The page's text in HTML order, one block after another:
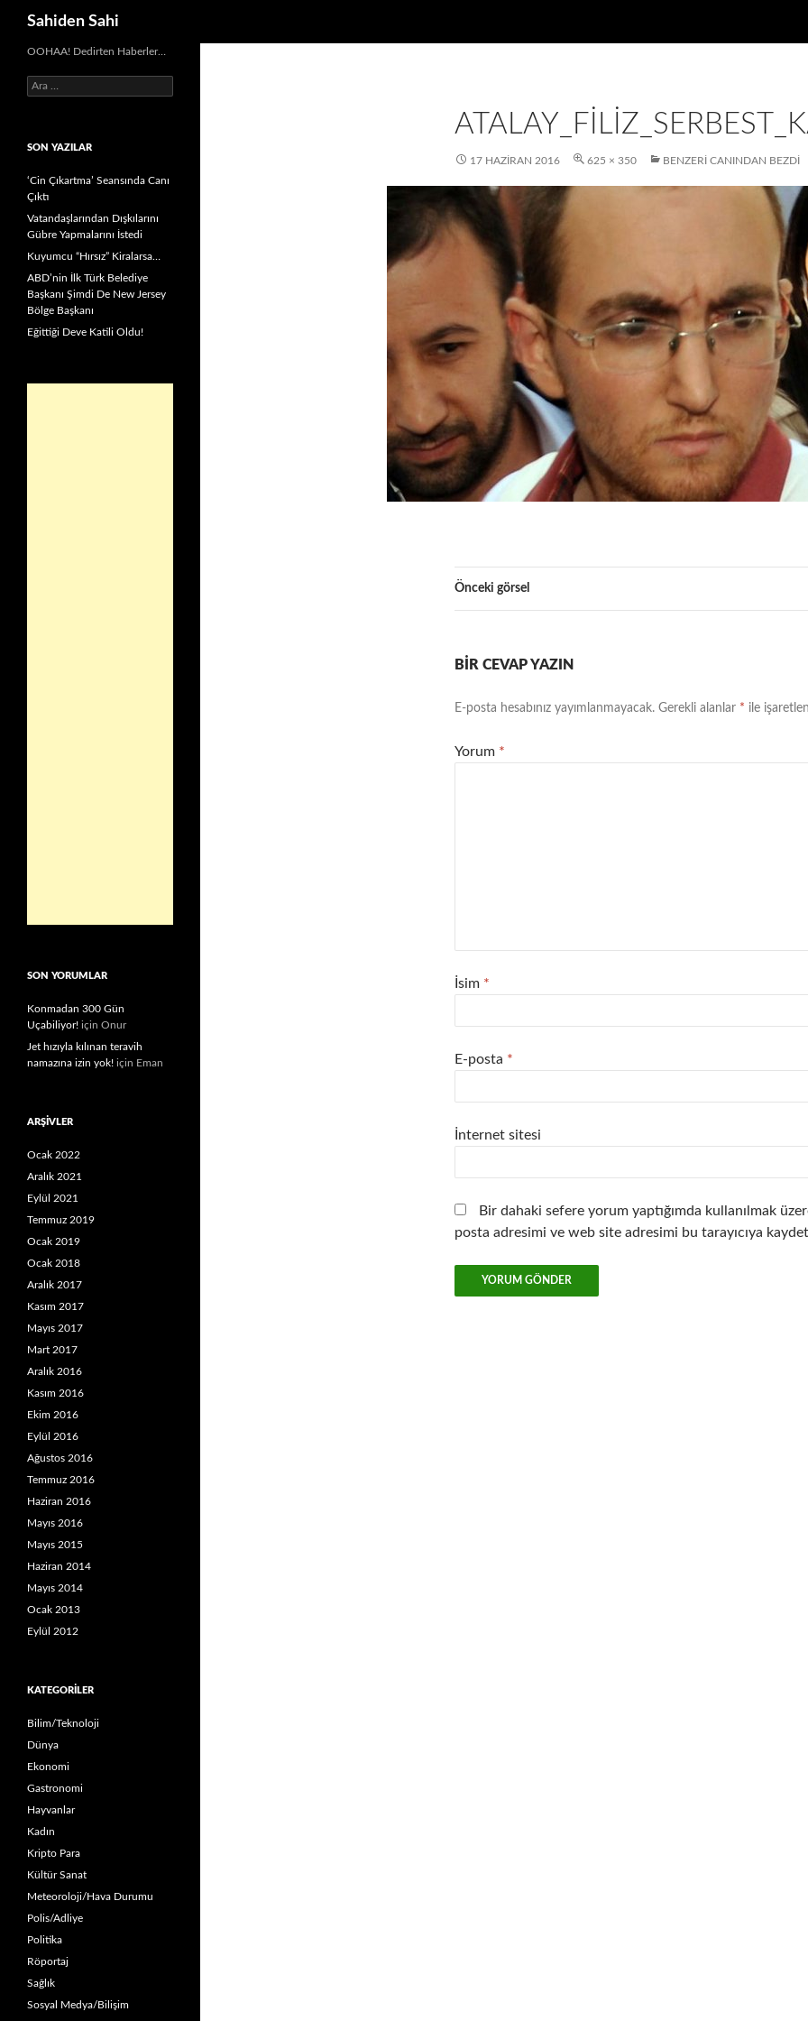
Sahiden Sahi
17 HAZIRAN 2016 625 × 350 BENZERI CANINDAN BEZDI
Önceki görsel
BIR CEVAP YAZIN
E-posta hesabınız yayımlanmayacak. Gerekli alanlar * ile
Yorum *
İsim *
E-posta *
İnternet sitesi
Bir dahaki sefere yorum yaptığımda kullanılmak
posta adresimi ve web site adresimi bu tarayıcıya
OOHAA! Dedirten Haberler…
Arama:
SON YAZILAR
‘Cin Çıkartma’ Seansında Canı
Çıktı
Vatandaşlarından Dışkılarını
Gübre Yapmalarını İstedi
Kuyumcu “Hırsız” Kiralarsa…
ABD’nin İlk Türk Belediye
Başkanı Şimdi De New Jersey
Bölge Başkanı
Eğittiği Deve Katili Oldu!
SON YORUMLAR
Konmadan 300 Gün
Uçabiliyor! için Onur
Jet hızıyla kılınan teravih
namazına izin yok! için Eman
ARŞIVLER
Ocak 2022
Aralık 2021
Eylül 2021
Temmuz 2019
Ocak 2019
Ocak 2018
Aralık 2017
Kasım 2017
Mayıs 2017
Mart 2017
Aralık 2016
Kasım 2016
Ekim 2016
Eylül 2016
Ağustos 2016
Temmuz 2016
Haziran 2016
Mayıs 2016
Mayıs 2015
Haziran 2014
Mayıs 2014
Ocak 2013
Eylül 2012
KATEGORILER
Bilim/Teknoloji
Dünya
Ekonomi
Gastronomi
Hayvanlar
Kadın
Kripto Para
Kültür Sanat
Meteoroloji/Hava Durumu
Polis/Adliye
Politika
Röportaj
Sağlık
Sosyal Medya/Bilişim